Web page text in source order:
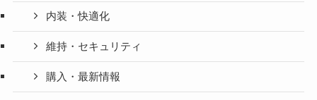
内装・快適化
維持・セキュリティ
購入・最新情報